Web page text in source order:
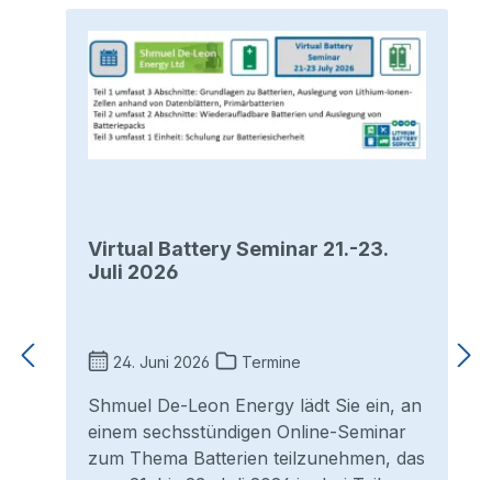
Virtual Battery Seminar 21.-23.
Juli 2026
24. Juni 2026 Termine
Shmuel De-Leon Energy lädt Sie ein, an
einem sechsstündigen Online-Seminar
zum Thema Batterien teilzunehmen, das